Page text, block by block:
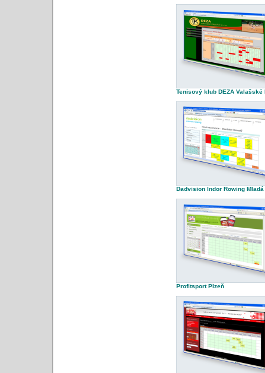
Tenisový klub DEZA Valašské
Dadvision Indor Rowing
Profitsport Plzeň